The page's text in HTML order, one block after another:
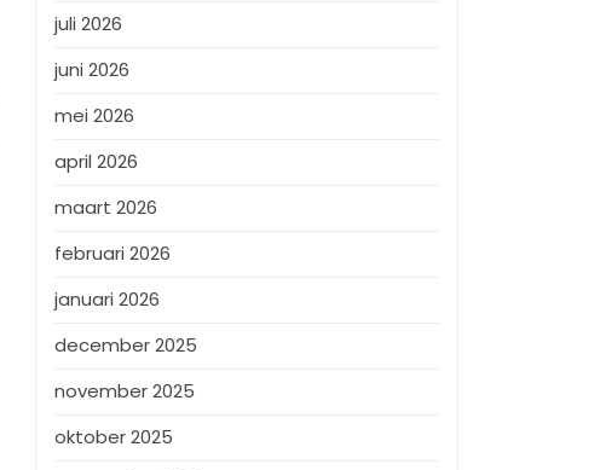
juli 2026
juni 2026
mei 2026
april 2026
maart 2026
februari 2026
januari 2026
december 2025
november 2025
oktober 2025